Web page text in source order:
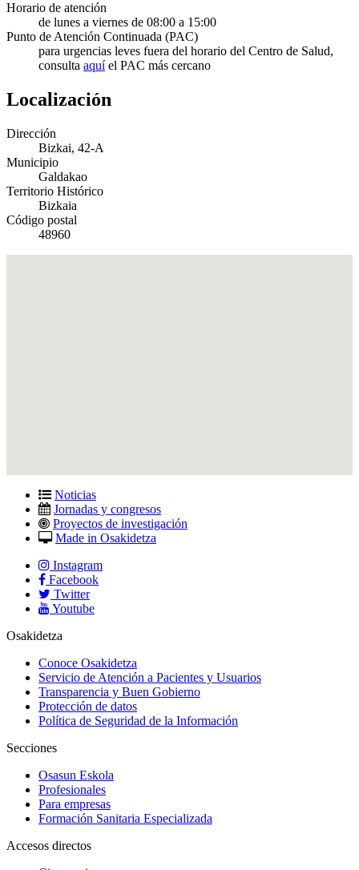
Horario de atención
de lunes a viernes de 08:00 a 15:00
Punto de Atención Continuada (PAC)
para urgencias leves fuera del horario del Centro de Salud,
consulta aquíel PAC más cercano
Localización
Dirección
Bizkai, 42-A
Municipio
Galdakao
Territorio Histórico
Bizkaia
Código postal
48960
Noticias
Jornadas y congresos
Proyectos de investigación
Made in Osakidetza
Instagram
Facebook
Twitter
Youtube
Osakidetza
Conoce Osakidetza
Servicio de Atención a Pacientes y Usuarios
Transparencia y Buen Gobierno
Protección de datos
Política de Seguridad de la Información
Secciones
Osasun Eskola
Profesionales
Para empresas
Formación Sanitaria Especializada
Accesos directos